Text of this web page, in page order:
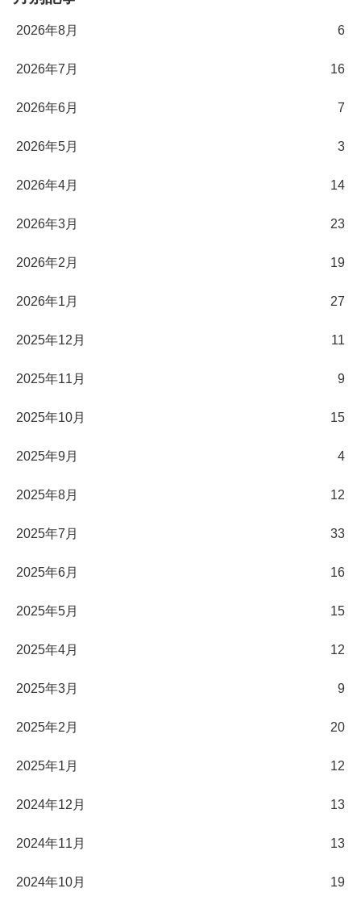
2026年8月 6
2026年7月 16
2026年6月 7
2026年5月 3
2026年4月 14
2026年3月 23
2026年2月 19
2026年1月 27
2025年12月 11
2025年11月 9
2025年10月 15
2025年9月 4
2025年8月 12
2025年7月 33
2025年6月 16
2025年5月 15
2025年4月 12
2025年3月 9
2025年2月 20
2025年1月 12
2024年12月 13
2024年11月 13
2024年10月 19